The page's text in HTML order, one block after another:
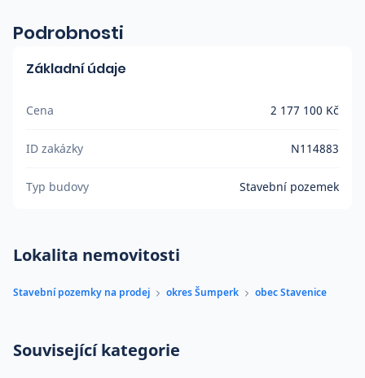
Podrobnosti
Základní údaje
Cena 2 177 100 Kč
ID zakázky N114883
Typ budovy Stavební pozemek
Lokalita nemovitosti
Stavební pozemky na prodej okres Šumperk obec Stavenice
Související kategorie